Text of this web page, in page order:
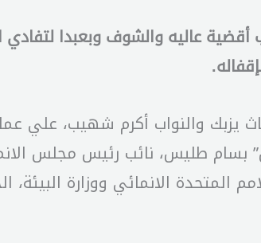
أقضية عاليه والشوف وبعبدا لتفادي
يزبك والنواب أكرم شهيب، علي
طليس، نائب رئيس مجلس
المتحدة الانمائي ووزارة